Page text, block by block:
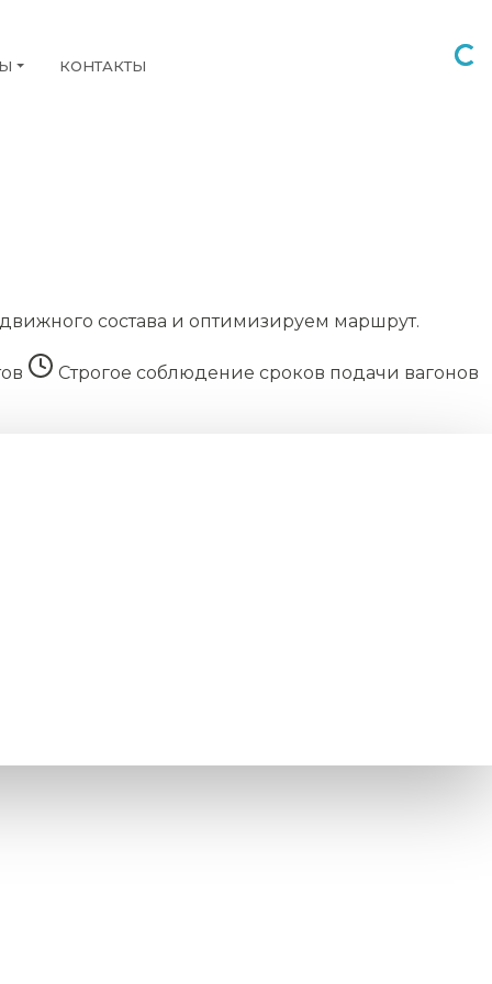
КОНТАКТЫ
состава и оптимизируем маршрут.
Строгое соблюдение сроков подачи вагонов